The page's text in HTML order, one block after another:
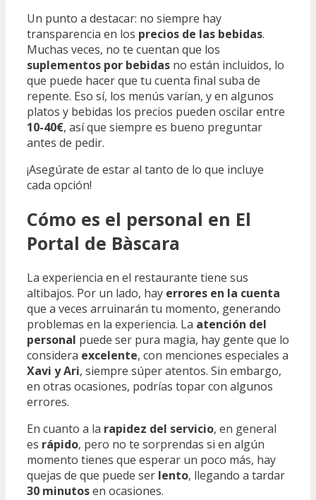
Un punto a destacar: no siempre hay
transparencia en los precios de las bebidas.
Muchas veces, no te cuentan que los
suplementos por bebidas no están incluidos, lo
que puede hacer que tu cuenta final suba de
repente. Eso sí, los menús varían, y en algunos
platos y bebidas los precios pueden oscilar entre
10-40€, así que siempre es bueno preguntar
antes de pedir.
¡Asegúrate de estar al tanto de lo que incluye
cada opción!
Cómo es el personal en El
Portal de Bàscara
La experiencia en el restaurante tiene sus
altibajos. Por un lado, hay errores en la cuenta
que a veces arruinarán tu momento, generando
problemas en la experiencia. La atención del
personal puede ser pura magia, hay gente que lo
considera excelente, con menciones especiales a
Xavi y Ari, siempre súper atentos. Sin embargo,
en otras ocasiones, podrías topar con algunos
errores.
En cuanto a la rapidez del servicio, en general
es rápido, pero no te sorprendas si en algún
momento tienes que esperar un poco más, hay
quejas de que puede ser lento, llegando a tardar
30 minutosen ocasiones.